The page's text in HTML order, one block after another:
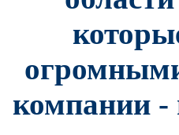
компании -